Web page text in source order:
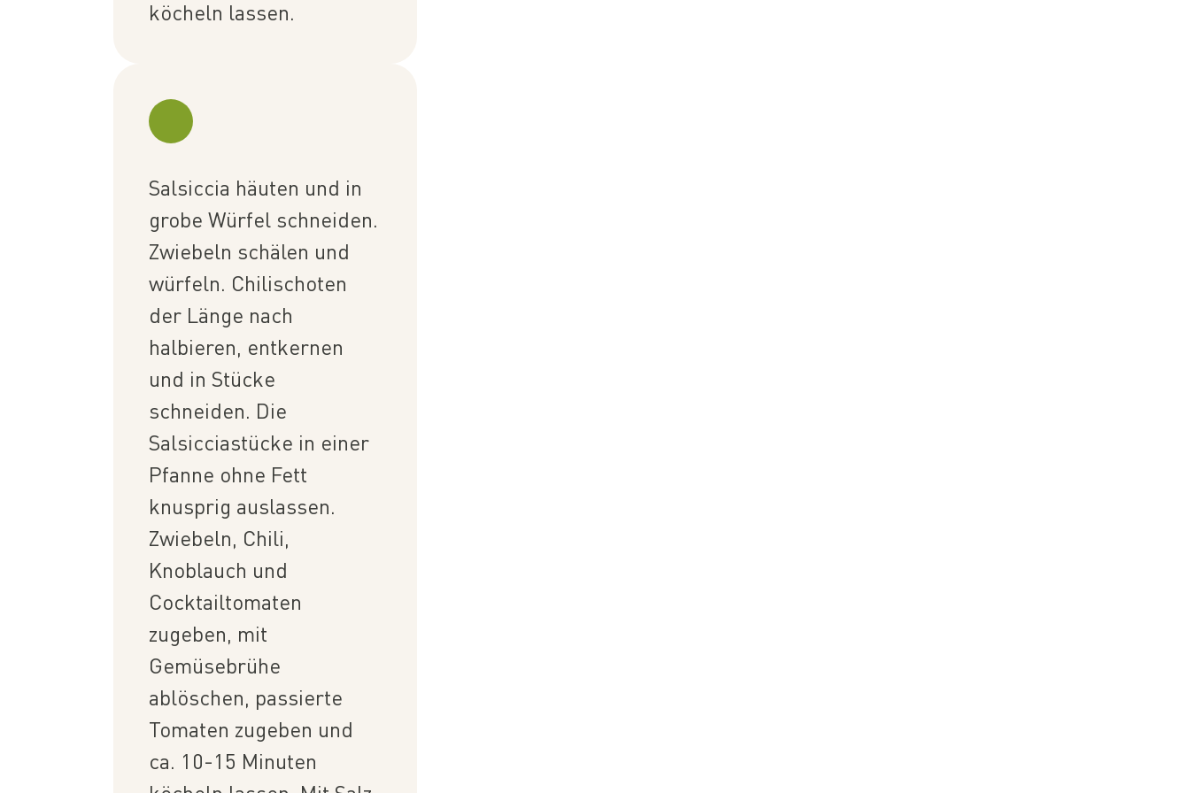
köcheln lassen.
Salsiccia häuten und in
grobe Würfel schneiden.
Zwiebeln schälen und
würfeln. Chilischoten
der Länge nach
halbieren, entkernen
und in Stücke
schneiden. Die
Salsicciastücke in einer
Pfanne ohne Fett
knusprig auslassen.
Zwiebeln, Chili,
Knoblauch und
Cocktailtomaten
zugeben, mit
Gemüsebrühe
ablöschen, passierte
Tomaten zugeben und
ca. 10-15 Minuten